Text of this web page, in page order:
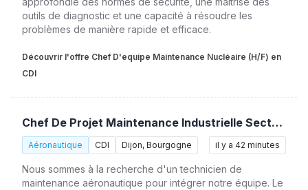
outils de diagnostic et une capacité à résoudre les
problèmes de manière rapide et efficace.
Découvrir l'offre Chef D'equipe Maintenance Nucléaire (H/F) en
CDI
Chef De Projet Maintenance Industrielle Secteur Nucléaire (H/F)
Aéronautique CDI Dijon, Bourgogne il y a 42 minutes
Nous sommes à la recherche d'un technicien de
maintenance aéronautique pour intégrer notre équipe. Le